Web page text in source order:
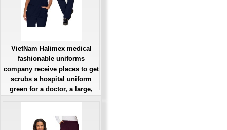
VietNam Halimex medical
fashionable uniforms
company receive places to get
scrubs a hospital uniform
green for a doctor, a large,
Đặt hàng